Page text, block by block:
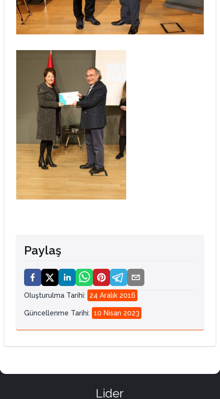
Paylaş
Oluşturulma Tarihi: 24 Aralık 2016
Güncellenme Tarihi: 10 Nisan 2023
Lider